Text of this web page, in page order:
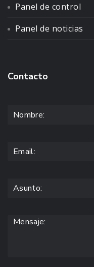
Panel de control
Panel de noticias
Contacto